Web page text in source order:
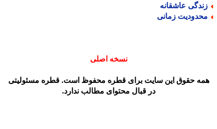
عاشقانه
زمانی
نسخه اصلی
حقوق این سایت برای قطره محفوظ است. قطره مسئولیتی
در قبال محتوای مطالب ندارد.